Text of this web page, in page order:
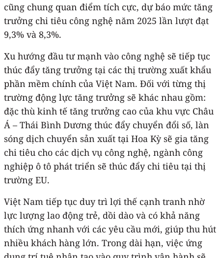
cũng chung quan điểm tích cực, dự báo mức tăng
trưởng chi tiêu công nghệ năm 2025 lần lượt đạt
9,3% và 8,3%.
Xu hướng đầu tư mạnh vào công nghệ sẽ tiếp tục
thúc đẩy tăng trưởng tại các thị trường xuất khẩu
phần mềm chính của Việt Nam. Đối với từng thị
trường động lực tăng trưởng sẽ khác nhau gồm:
đặc thù kinh tế tăng trưởng cao của khu vực Châu
Á – Thái Bình Dương thúc đẩy chuyển đổi số, làn
sóng dịch chuyển sản xuất tại Hoa Kỳ sẽ gia tăng
chi tiêu cho các dịch vụ công nghệ, ngành công
nghiệp ô tô phát triển sẽ thúc đẩy chi tiêu tại thị
trường EU.
Việt Nam tiếp tục duy trì lợi thế cạnh tranh nhờ
lực lượng lao động trẻ, dồi dào và có khả năng
thích ứng nhanh với các yêu cầu mới, giúp thu hút
nhiều khách hàng lớn. Trong dài hạn, việc ứng